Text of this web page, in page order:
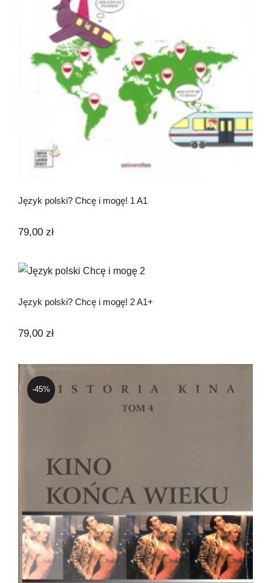
Język polski? Chcę i mogę! 1 A1
Język polski? Chcę i mogę! 1 A1
79,00 zł
Język polski? Chcę i mogę! 2 A1+
Język polski? Chcę i mogę! 2 A1+
79,00 zł
-45%
Kino końca wieku – Historia kina